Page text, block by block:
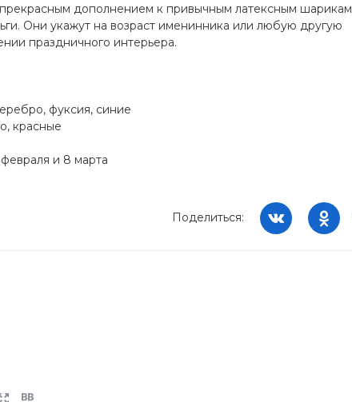
дополнением к привычным латексным шарикам
Они укажут на возраст именинника или любую другую
праздничного интерьера.
фуксия, синие
красные
и 8 марта
Поделиться: